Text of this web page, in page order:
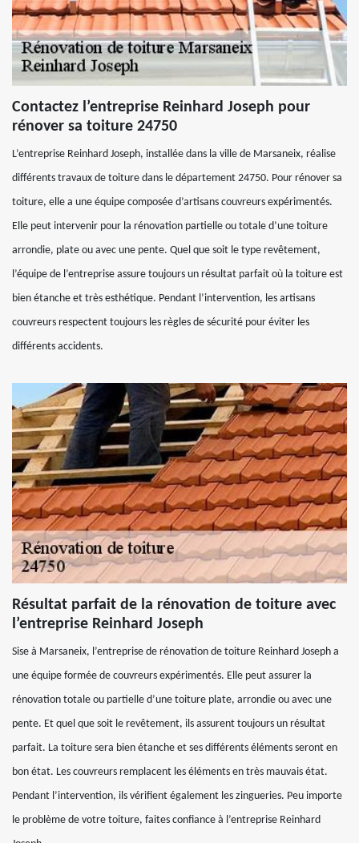
Contactez l’entreprise Reinhard Joseph pour
rénover sa toiture 24750
L’entreprise Reinhard Joseph, installée dans la ville de Marsaneix, réalise
différents travaux de toiture dans le département 24750. Pour rénover sa
toiture, elle a une équipe composée d’artisans couvreurs expérimentés.
Elle peut intervenir pour la rénovation partielle ou totale d’une toiture
arrondie, plate ou avec une pente. Quel que soit le type revêtement,
l’équipe de l’entreprise assure toujours un résultat parfait où la toiture est
bien étanche et très esthétique. Pendant l’intervention, les artisans
couvreurs respectent toujours les règles de sécurité pour éviter les
différents accidents.
Résultat parfait de la rénovation de toiture avec
l’entreprise Reinhard Joseph
Sise à Marsaneix, l’entreprise de rénovation de toiture Reinhard Joseph a
une équipe formée de couvreurs expérimentés. Elle peut assurer la
rénovation totale ou partielle d’une toiture plate, arrondie ou avec une
pente. Et quel que soit le revêtement, ils assurent toujours un résultat
parfait. La toiture sera bien étanche et ses différents éléments seront en
bon état. Les couvreurs remplacent les éléments en très mauvais état.
Pendant l’intervention, ils vérifient également les zingueries. Peu importe
le problème de votre toiture, faites confiance à l’entreprise Reinhard